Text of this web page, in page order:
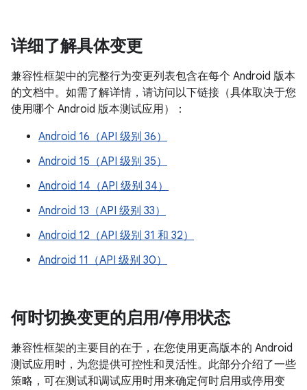
详细了解具体变更
兼容性框架中的完整行为变更列表包含在每个 Android 版本
的文档中。如需了解详情，请访问以下链接（具体取决于您
使用哪个 Android 版本测试应用）：
Android 16（API 级别 36）
Android 15（API 级别 35）
Android 14（API 级别 34）
Android 13（API 级别 33）
Android 12（API 级别 31 和 32）
Android 11（API 级别 30）
何时切换变更的启用/停用状态
兼容性框架的主要目的在于，在您使用更高版本的 Android
测试应用时，为您提供可控性和灵活性。此部分介绍了一些
策略，可在测试和调试应用时用来确定何时启用或停用变